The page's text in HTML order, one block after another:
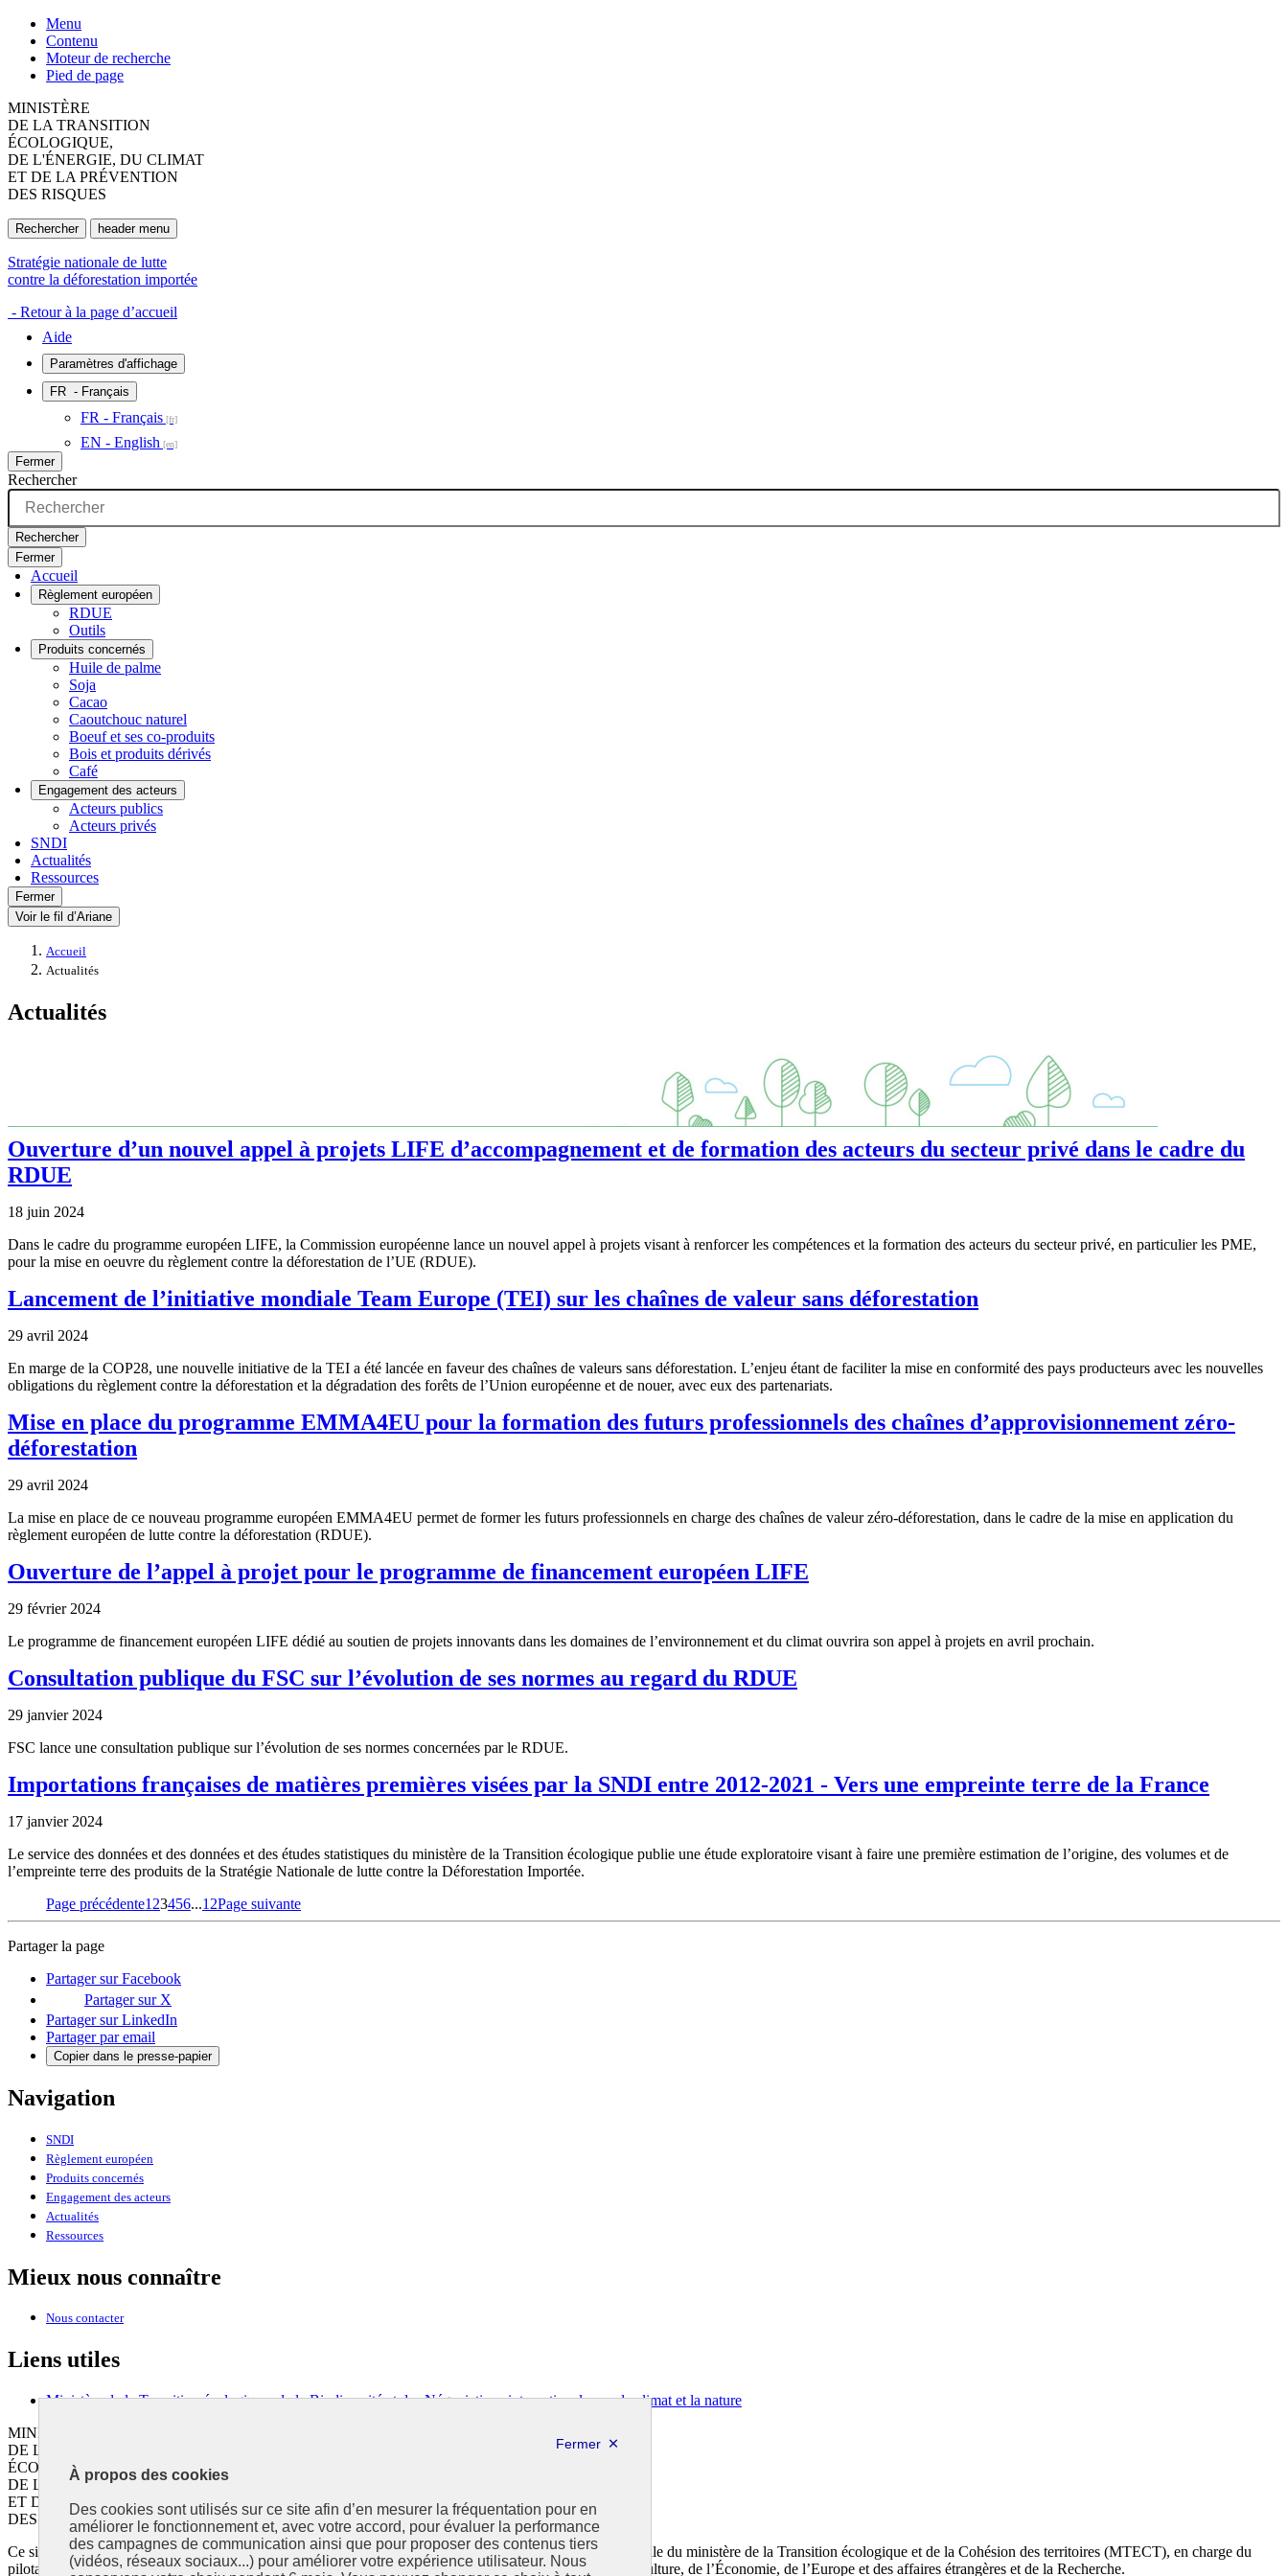
Menu
Contenu
Moteur de recherche
Pied de page
MINISTÈRE
DE LA TRANSITION
ÉCOLOGIQUE,
DE L'ÉNERGIE, DU CLIMAT
ET DE LA PRÉVENTION
DES RISQUES
Rechercher header menu
Stratégie nationale de lutte
contre la déforestation importée
- Retour à la page d’accueil
Aide
Paramètres d'affichage
FR - Français
FR - Français
EN - English
Fermer
Rechercher
Rechercher
Fermer
Accueil
Règlement européen
RDUE
Outils
Produits concernés
Huile de palme
Soja
Cacao
Caoutchouc naturel
Boeuf et ses co-produits
Bois et produits dérivés
Café
Engagement des acteurs
Acteurs publics
Acteurs privés
SNDI
Actualités
Ressources
Fermer
Voir le fil d’Ariane
Accueil
Actualités
Actualités
Ouverture d’un nouvel appel à projets LIFE d’accompagnement et de formation des acteurs du secteur privé dans le cadre du
RDUE
18 juin 2024
Dans le cadre du programme européen LIFE, la Commission européenne lance un nouvel appel à projets visant à renforcer les compétences et la formation des acteurs du secteur privé, en particulier les PME,
pour la mise en oeuvre du règlement contre la déforestation de l’UE (RDUE).
Lancement de l’initiative mondiale Team Europe (TEI) sur les chaînes de valeur sans déforestation
29 avril 2024
En marge de la COP28, une nouvelle initiative de la TEI a été lancée en faveur des chaînes de valeurs sans déforestation. L’enjeu étant de faciliter la mise en conformité des pays producteurs avec les nouvelles
obligations du règlement contre la déforestation et la dégradation des forêts de l’Union européenne et de nouer, avec eux des partenariats.
Mise en place du programme EMMA4EU pour la formation des futurs professionnels des chaînes d’approvisionnement zéro-
déforestation
29 avril 2024
La mise en place de ce nouveau programme européen EMMA4EU permet de former les futurs professionnels en charge des chaînes de valeur zéro-déforestation, dans le cadre de la mise en application du
règlement européen de lutte contre la déforestation (RDUE).
Ouverture de l’appel à projet pour le programme de financement européen LIFE
29 février 2024
Le programme de financement européen LIFE dédié au soutien de projets innovants dans les domaines de l’environnement et du climat ouvrira son appel à projets en avril prochain.
Consultation publique du FSC sur l’évolution de ses normes au regard du RDUE
29 janvier 2024
FSC lance une consultation publique sur l’évolution de ses normes concernées par le RDUE.
Importations françaises de matières premières visées par la SNDI entre 2012-2021 - Vers une empreinte terre de la France
17 janvier 2024
Le service des données et des données et des études statistiques du ministère de la Transition écologique publie une étude exploratoire visant à faire une première estimation de l’origine, des volumes et de
l’empreinte terre des produits de la Stratégie Nationale de lutte contre la Déforestation Importée.
Page précédentePage
1 Page
23Page
4Page
5Page
6...Page
12Page suivante
Partager la page
Partager sur Facebook
Partager sur X
Partager sur LinkedIn
Partager par email
Copier dans le presse-papier
Navigation
SNDI
Règlement européen
Produits concernés
Engagement des acteurs
Actualités
Ressources
Mieux nous connaître
Nous contacter
Liens utiles
Ministère de la Transition écologique, de la Biodiversité et des Négociations internationales sur le climat et la nature
MINISTÈRE
DE LA TRANSITION
ÉCOLOGIQUE,
DE L'ÉNERGIE, DU CLIMAT
ET DE LA PRÉVENTION
DES RISQUES
Ce site est administré par le Commissariat général au développement durable (CGDD), direction transversale du ministère de la Transition écologique et de la Cohésion des territoires (MTECT), en charge du
pilotage de la mise en œuvre de la SNDI. Cette stratégie interministérielle associe les ministères de l’Agriculture, de l’Économie, de l’Europe et des affaires étrangères et de la Recherche.
À propos des cookies
Des cookies sont utilisés sur ce site afin d’en mesurer la fréquentation pour en
améliorer le fonctionnement et, avec votre accord, pour évaluer la performance
des campagnes de communication ainsi que pour proposer des contenus tiers
(vidéos, réseaux sociaux...) pour améliorer votre expérience utilisateur. Nous